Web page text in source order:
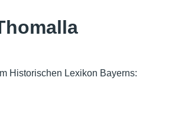
Historischen Lexikon Bayerns: